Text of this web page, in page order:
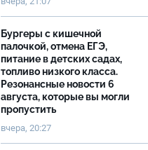
Бургеры с кишечной
палочкой, отмена ЕГЭ,
питание в детских садах,
топливо низкого класса.
Резонансные новости 6
августа, которые вы могли
пропустить
вчера, 20:27